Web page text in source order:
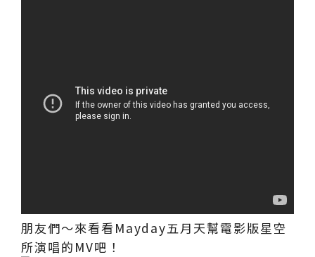
朋友們～來看看Mayday五月天幫電影版星空
所演唱的MV吧！